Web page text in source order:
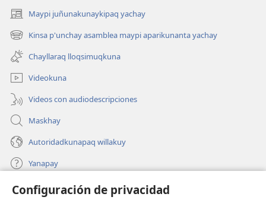
Configuración de privacidad
Maypi juñunakunaykipaq yachay
(abre
una
nueva
ventana)
Kinsa p'unchay asamblea maypi aparikunanta yachay
(abre
una
nueva
ventana)
Chayllaraq lloqsimuqkuna
Videokuna
Videos con audiodescripciones
Maskhay
Autoridadkunapaq willakuy
Yanapay
Donacionta churanapaq